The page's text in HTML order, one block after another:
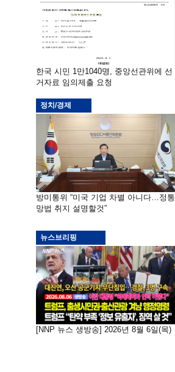
한국 시민 1만1040명, 중앙선관위에 선
거자료 임의제출 요청
정치/경제
방미통위 “미국 기업 차별 아니다…정통
망법 취지 설명할것”
뉴스브리핑
[NNP 뉴스 생방송] 2026년 8월 6일(목)